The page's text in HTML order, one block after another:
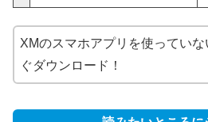
XMのスマホアプリを使っていな
ぐダウンロード！